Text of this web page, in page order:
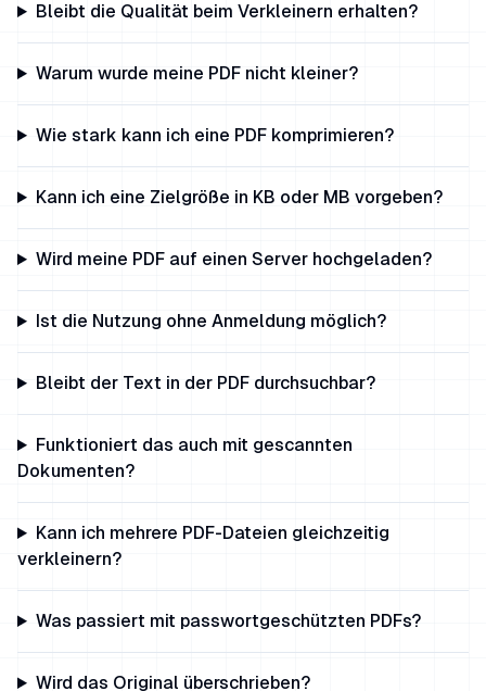
Bleibt die Qualität beim Verkleinern erhalten?
Warum wurde meine PDF nicht kleiner?
Wie stark kann ich eine PDF komprimieren?
Kann ich eine Zielgröße in KB oder MB vorgeben?
Wird meine PDF auf einen Server hochgeladen?
Ist die Nutzung ohne Anmeldung möglich?
Bleibt der Text in der PDF durchsuchbar?
Funktioniert das auch mit gescannten
Dokumenten?
Kann ich mehrere PDF-Dateien gleichzeitig
verkleinern?
Was passiert mit passwortgeschützten PDFs?
Wird das Original überschrieben?